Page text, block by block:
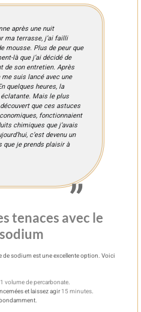
après une nuit
ma terrasse, j’ai failli
mousse. Plus de peur que
là que j’ai décidé de
de son entretien. Après
suis lancé avec une
quelques heures, la
Mais le plus
que ces astuces
fonctionnaient
chimiques que j’avais
c’est devenu un
je prends plaisir à
tenaces avec le
de sodium est une excellente option. Voici
1 volume de percarbonate.
et laissez agir 15 minutes.